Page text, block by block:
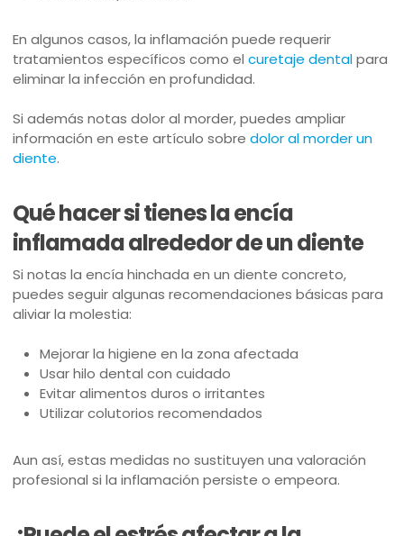
En algunos casos, la inflamación puede requerir
tratamientos específicos como el curetaje dentalpara
eliminar la infección en profundidad.
Si además notas dolor al morder, puedes ampliar
información en este artículo sobre dolor al morder un
diente.
Qué hacer si tienes la encía
inflamada alrededor de un diente
Si notas la encía hinchada en un diente concreto,
puedes seguir algunas recomendaciones básicas para
aliviar la molestia:
Mejorar la higiene en la zona afectada
Usar hilo dental con cuidado
Evitar alimentos duros o irritantes
Utilizar colutorios recomendados
Aun así, estas medidas no sustituyen una valoración
profesional si la inflamación persiste o empeora.